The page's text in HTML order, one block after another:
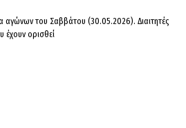
αγώνων του Σαββάτου (30.05.2026). Διαιτητές
έχουν ορισθεί